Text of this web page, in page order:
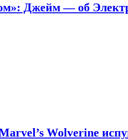
Джейм — об
Wolverine